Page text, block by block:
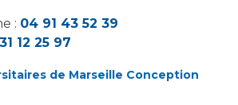
: 04 91 43 52 39
12 25 97
de Marseille Conception